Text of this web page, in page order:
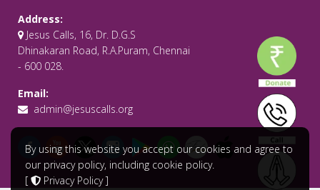
Address:
Jesus Calls, 16, Dr. D.G.S
Dhinakaran Road, R.A.Puram, Chennai
- 600 028.
Email:
admin@jesuscalls.org
By using this website you accept our cookies and agree to
our privacy policy, including cookie policy.
[
Privacy Policy]